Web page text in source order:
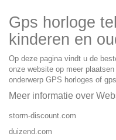
Gps horloge
kinderen en
Op deze pagina vindt u de
onze website op meer
onderwerp GPS horloges of
Meer informatie over
storm-discount.com
duizend.com